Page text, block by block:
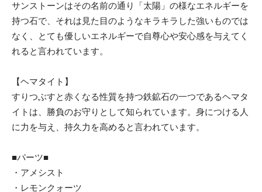
サンストーンはその名前の通り「太陽」の様なエネルギーを
持つ石で、それは見た目のようなキラキラした強いものでは
なく、とても優しいエネルギーで自尊心や安心感を与えてく
れると言われています。
【ヘマタイト】
すりつぶすと赤くなる性質を持つ鉄鉱石の一つであるヘマタ
イトは、勝負のお守りとして知られています。身につける人
に力を与え、持久力を高めると言われています。
■パーツ■
・アメシスト
・レモンクォーツ